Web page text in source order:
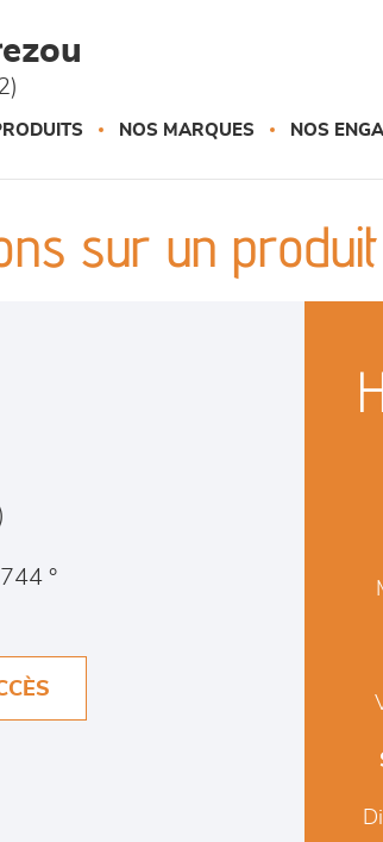
NOS MARQUES NOS
sur un produit
)
°